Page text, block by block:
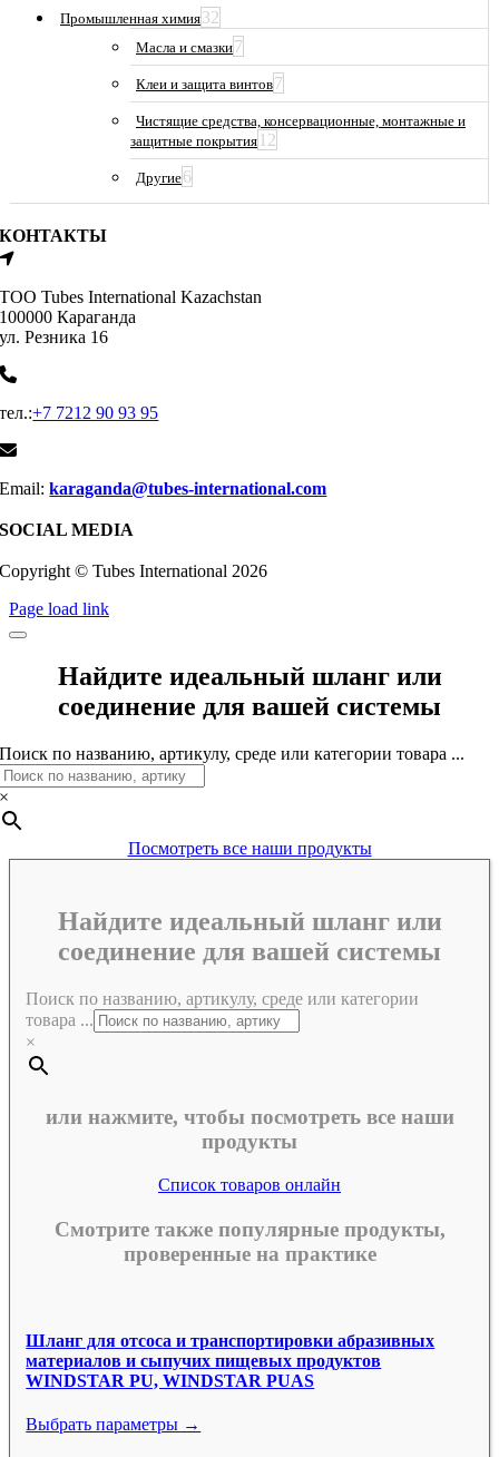
Промышленная химия32
Масла и смазки7
Клеи и защита винтов7
Чистящие средства, консервационные, монтажные и
защитные покрытия 12
Другие6
КОНТАКТЫ
ТОО Tubes International Kazachstan
100000 Караганда
ул. Резника 16
тел.:+7 7212 90 93 95
Email:karaganda@tubes-international.com
SOCIAL MEDIA
Copyright © Tubes International 2026
Page load link
Найдите идеальный шланг или
соединение для вашей системы
Поиск по названию, артикулу, среде или категории товара ...
×
Посмотреть все наши продукты
Найдите идеальный шланг или
соединение для вашей системы
Поиск по названию, артикулу, среде или категории
товара ...
×
или нажмите, чтобы посмотреть все наши
продукты
Список товаров онлайн
Смотрите также популярные продукты,
проверенные на практике
Шланг для отсоса и транспортировки абразивных
материалов и сыпучих пищевых продуктов
WINDSTAR PU, WINDSTAR PUAS
Выбрать параметры →